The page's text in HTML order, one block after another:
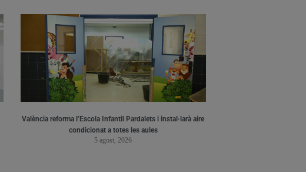
València reforma l’Escola Infantil Pardalets i instal·larà aire
condicionat a totes les aules
5 agost, 2026